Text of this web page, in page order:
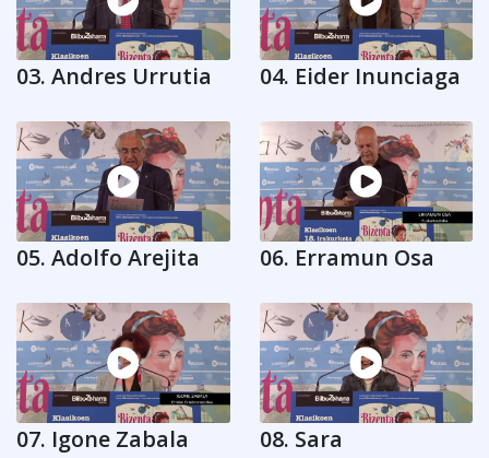
03. Andres Urrutia 04. Eider Inunciaga
05. Adolfo Arejita 06. Erramun Osa
07. Igone Zabala
08. Sara